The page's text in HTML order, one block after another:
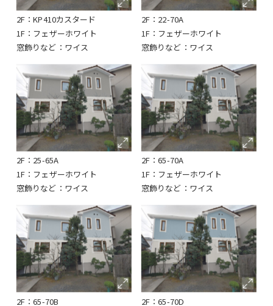
2F：KP410カスタード
1F：フェザーホワイト
窓飾りなど：ワイス
2F：22-70A
1F：フェザーホワイト
窓飾りなど：ワイス
2F：25-65A
1F：フェザーホワイト
窓飾りなど：ワイス
2F：65-70A
1F：フェザーホワイト
窓飾りなど：ワイス
2F：65-70B
2F：65-70D